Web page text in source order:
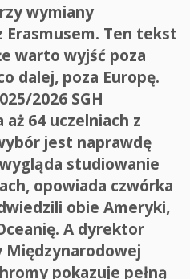
wymiany
Erasmusem. Ten tekst
warto wyjść poza
dalej, poza Europę.
2026 SGH
64 uczelniach z
jest naprawdę
studiowanie
opowiada czwórka
obie Ameryki,
A dyrektor
Międzynarodowej
pokazuje pełną